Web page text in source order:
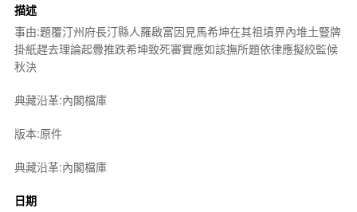
描述
事由:題覆汀州府長汀縣人羅啟富因見馬希坤在其祖墳界內堆土豎牌
掛紙趕去理論起釁推跌希坤致死審實應如該撫所題依律應擬絞監候
秋決
典藏沿革:內閣檔庫
版本:原件
典藏沿革:內閣檔庫
日期